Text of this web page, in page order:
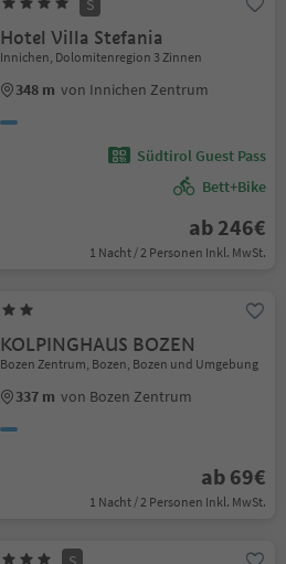
S
Hotel Villa Stefania
Innichen, Dolomitenregion 3 Zinnen
348 m von Innichen Zentrum
Südtirol Guest Pass
Bett+Bike
ab 246€
1 Nacht / 2 Personen Inkl. MwSt.
KOLPINGHAUS BOZEN
Bozen Zentrum, Bozen, Bozen und Umgebung
337 m von Bozen Zentrum
ab 69€
1 Nacht / 2 Personen Inkl. MwSt.